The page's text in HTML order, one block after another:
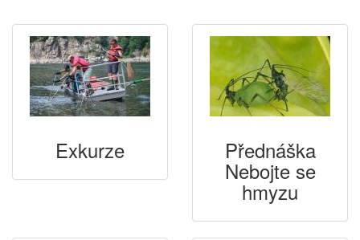
Exkurze Přednáška
Nebojte se
hmyzu